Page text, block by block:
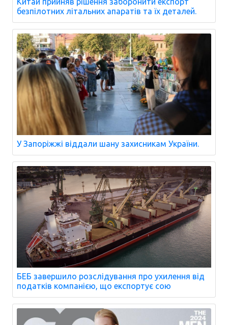
безпілотних літальних апаратів та їх деталей.
У Запоріжжі віддали шану захисникам України.
БЕБ завершило розслідування про ухилення від
податків компанією, що експортує сою